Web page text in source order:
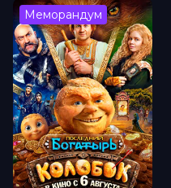
Меморандум